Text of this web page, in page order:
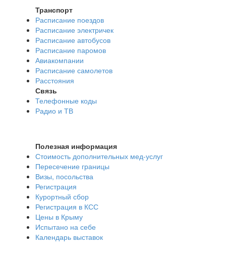
Транспорт
Расписание поездов
Расписание электричек
Расписание автобусов
Расписание паромов
Авиакомпании
Расписание самолетов
Расстояния
Связь
Телефонные коды
Радио и ТВ
Полезная информация
Стоимость дополнительных мед-услуг
Пересечение границы
Визы, посольства
Регистрация
Курортный сбор
Регистрация в КСС
Цены в Крыму
Испытано на себе
Календарь выставок